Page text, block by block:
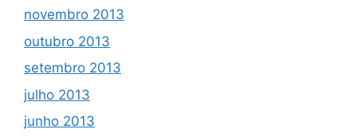
novembro 2013
outubro 2013
setembro 2013
julho 2013
junho 2013